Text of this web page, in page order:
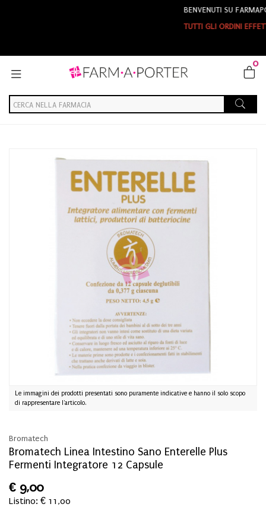
BENVENUTI SU FARMAPORTER
TUTTI GLI ORDINI EFFETTUATI
0
Le immagini dei prodotti presentati sono puramente indicative e hanno il solo scopo
di rappresentare l'articolo.
Bromatech
Bromatech Linea Intestino Sano Enterelle Plus
Fermenti Integratore 12 Capsule
€ 9,00
Listino: € 11,00